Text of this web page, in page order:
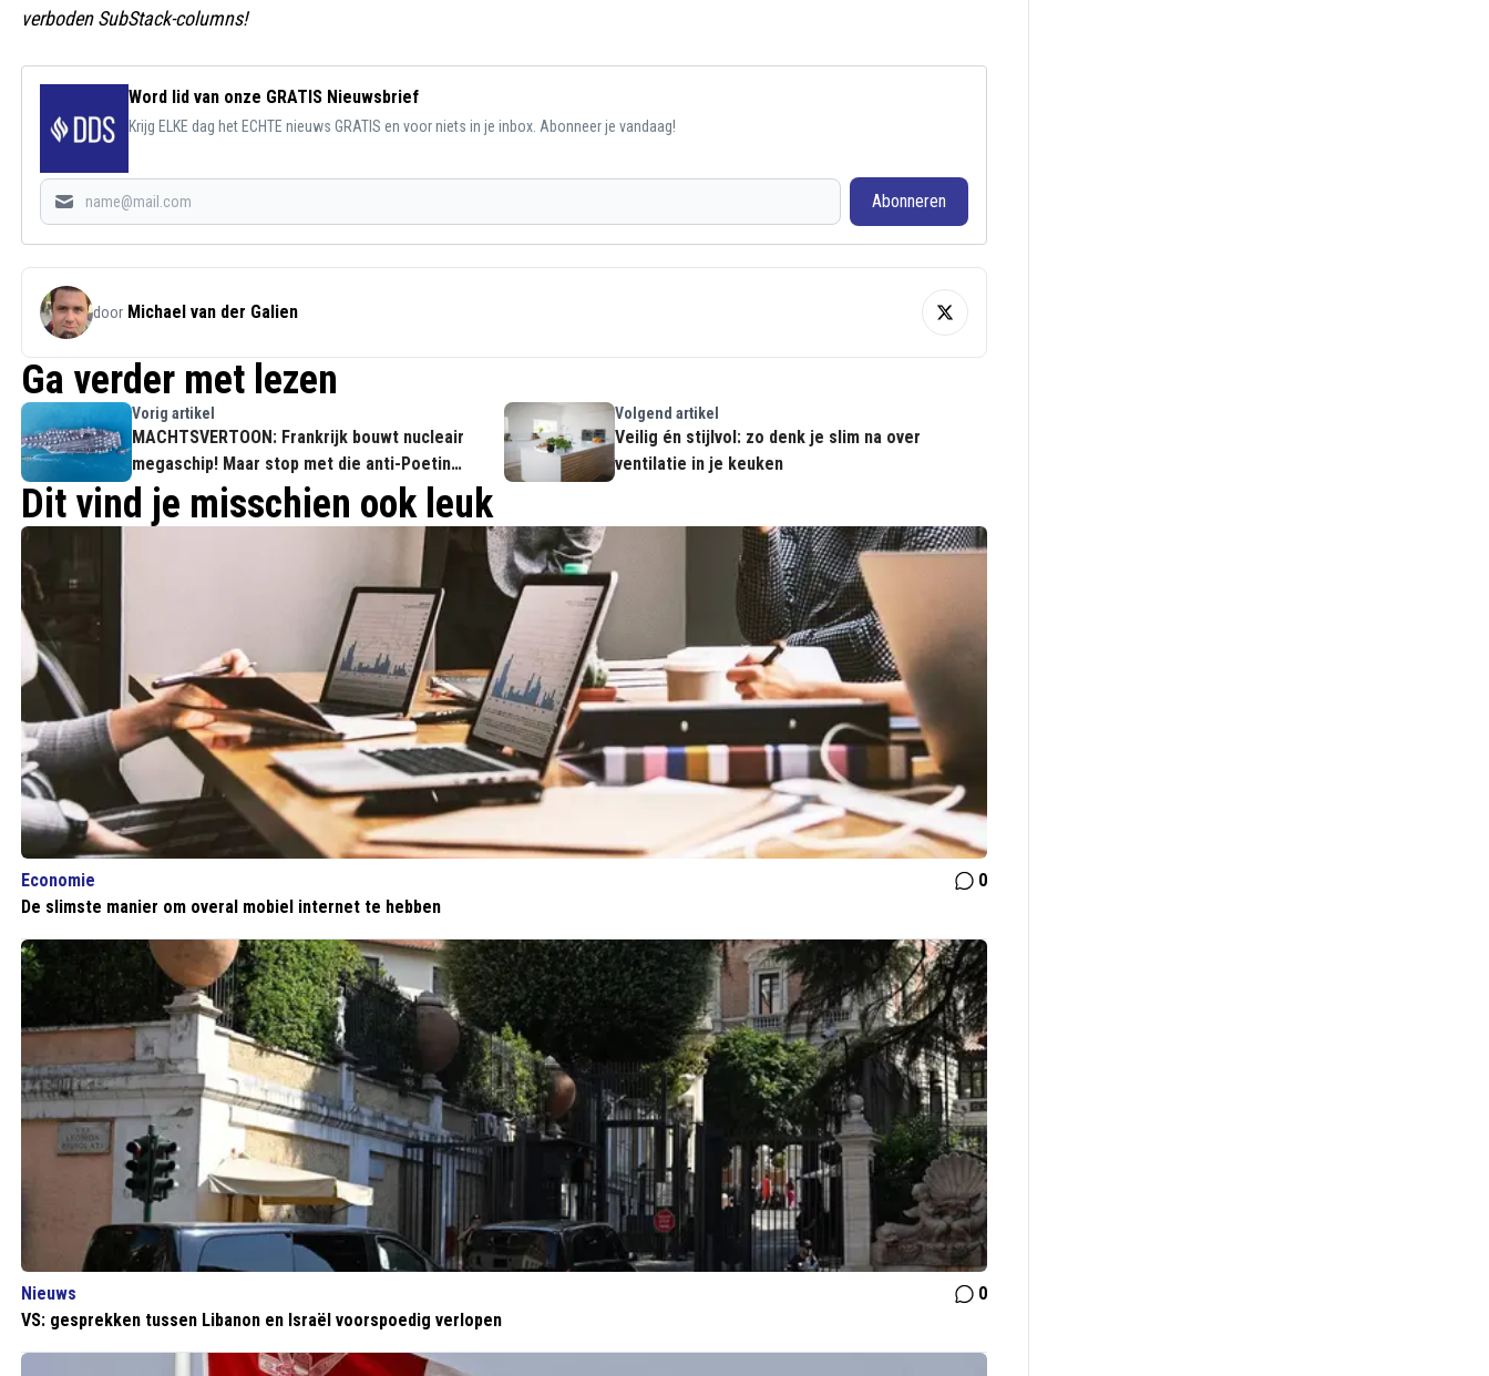
verboden SubStack-columns!
Word lid van onze GRATIS Nieuwsbrief
Krijg ELKE dag het ECHTE nieuws GRATIS en voor niets in je inbox. Abonneer je vandaag!
Abonneren
door Michael van der Galien
Ga verder met lezen
Vorig artikel
MACHTSVERTOON: Frankrijk bouwt nucleair
megaschip! Maar stop met die anti-Poetin
hysterie
Volgend artikel
Veilig én stijlvol: zo denk je slim na over
ventilatie in je keuken
Dit vind je misschien ook leuk
Economie
0
De slimste manier om overal mobiel internet te hebben
Nieuws
0
VS: gesprekken tussen Libanon en Israël voorspoedig verlopen